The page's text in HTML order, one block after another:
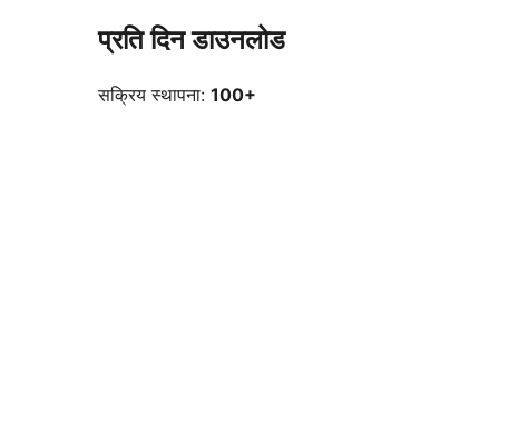
प्रति दिन डाउनलोड
सक्रिय स्थापना: 100+